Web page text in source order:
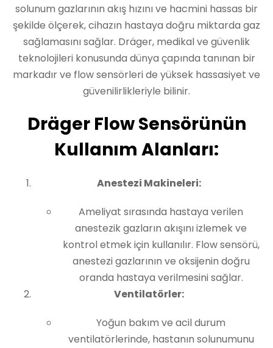
solunum gazlarının akış hızını ve hacmini hassas bir
şekilde ölçerek, cihazın hastaya doğru miktarda gaz
sağlamasını sağlar. Dräger, medikal ve güvenlik
teknolojileri konusunda dünya çapında tanınan bir
markadır ve flow sensörleri de yüksek hassasiyet ve
güvenilirlikleriyle bilinir.
Dräger Flow Sensörünün
Kullanım Alanları:
Anestezi Makineleri:
Ameliyat sırasında hastaya verilen
anestezik gazların akışını izlemek ve
kontrol etmek için kullanılır. Flow sensörü,
anestezi gazlarının ve oksijenin doğru
oranda hastaya verilmesini sağlar.
Ventilatörler:
Yoğun bakım ve acil durum
ventilatörlerinde, hastanın solunumunu